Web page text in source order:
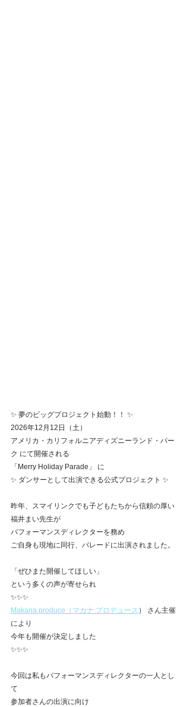
✨ 夢のビッグプロジェクト始動！！ ✨
2026年12月12日（土）
アメリカ・カリフォルニアディズニーランド・パー
ク にて開催される
「Merry Holiday Parade」 に
✨ ダンサーとして出演できる公式プロジェクト ✨
昨年、スマイリンクでも子どもたちから信頼の厚い
福井まい先生が
パフォーマンスディレクターを務め
ご自身も現地に同行、パレードに出演されました。
「ぜひまた開催してほしい」
という多くの声が寄せられ
✨✨✨
Makana produce（マカナ プロデュース ） さん主催
により
今年も開催が決定しました
✨✨✨
今回は私もパフォーマンスディレクターの一人とし
て
参加者さんの出演に向け